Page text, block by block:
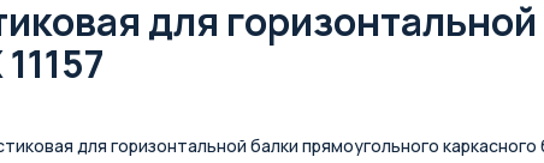
для
для горизонтальной балки прямоугольного каркасного